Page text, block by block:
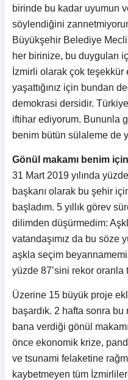
birinde bu kadar uyumun
söylendiğini
Büyükşehir Belediye
her birinize, bu duyguları
İzmirli olarak çok
yaşattığınız için bundan
demokrasi dersidir.
iftihar ediyorum. Bununla
benim bütün sülaleme de
Gönül makamı benim
31 Mart 2019 yılında
başkanı olarak bu şehir
başladım. 5 yıllık görev
dilimden düşürmedim:
vatandaşımız da bu söze
aşkla seçim
yüzde 87’sini rekor oranla
Üzerine 15 büyük proje
başardık. 2 hafta sonra
bana verdiği gönül
önce ekonomik krize,
ve tsunami felaketine
kaybetmeyen tüm